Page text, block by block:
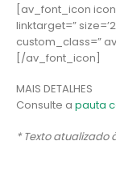
[av_font_icon
linktarget=”
custom_class=”
[/av_font_icon]
MAIS DETALHES
Consulte a pauta
* Texto atualizado